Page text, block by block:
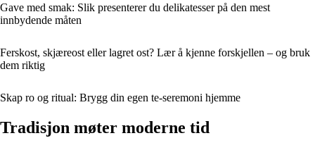
Gave med smak: Slik presenterer du delikatesser på den mest
innbydende måten
Ferskost, skjæreost eller lagret ost? Lær å kjenne forskjellen – og bruk
dem riktig
Skap ro og ritual: Brygg din egen te-seremoni hjemme
Tradisjon møter moderne tid